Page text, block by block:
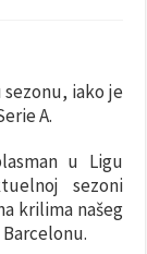
iako je
A.
u Ligu
sezoni
krilima našeg